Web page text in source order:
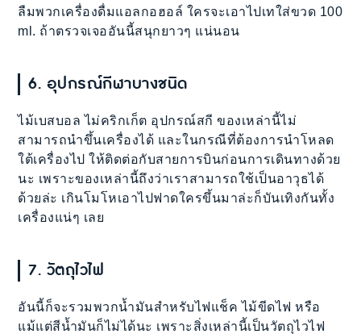
ลืมพวกเครื่องดื่มแอลกอฮอล์ ใครจะเอาไปเทใส่ขวด 100
ml. ถ้าตรวจเจออันนี้สนุกยาวๆ แน่นอน
6. อุปกรณ์กีฬาบางชนิด
ไม้เบสบอล ไม่คริกเก็ต อุปกรณ์สกี ของเหล่านี้ไม่
สามารถนำขึ้นเครื่องได้ และในกรณีที่ต้องการนำโหลด
ใต้เครื่องไป ให้ติดต่อกับสายการบินก่อนการเดินทางด้วย
นะ เพราะของเหล่านี้ถึงว่าเราสามารถใช้เป็นอาวุธได้
ด้วยล่ะ เกินโมโหเอาไปฟาดใครขึ้นมาล่ะก็บันเทิงกันทั้ง
เครื่องแน่ๆ เลย
7. วัตถุไวไฟ
อันนี้ก็จะรวมพวกน้ำมันสำหรับไฟแช็ค ไม้ขีดไฟ หรือ
แม้แต่สีน้ำมันก็ไม่ได้นะ เพราะสิ่งเหล่านี้เป็นวัตถุไวไฟ